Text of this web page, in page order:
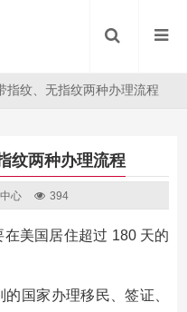
指纹、无指纹两种办理流程
纹两种办理流程
心 394
美国居住超过 180 天的
国家办理移民、签证、